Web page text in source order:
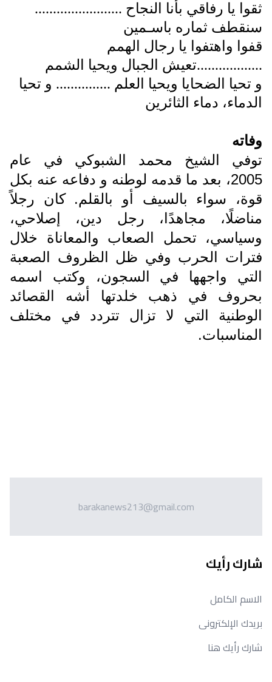
ثقوا يا رفاقي بأنا النجاح ........................
سنقطف ثماره باسـمين
قفوا واهتفوا يا رجال الهمم
..................تعيش الجبال ويحيا الشمم
و تحيا الضحايا ويحيا العلم ............... و تحيا
الدماء، دماء الثائرين
وفاته
توفي الشيخ محمد الشبوكي في عام
2005، بعد ما قدمه لوطنه و دفاعه عنه بكل
قوة، سواء بالسيف أو بالقلم. كان رجلاً
مناضلًا، مجاهدًا، رجل دين، إصلاحي،
وسياسي، تحمل الصعاب والمعاناة خلال
فترات الحرب وفي ظل الظروف الصعبة
التي واجهها في السجون، وكتب اسمه
بحروف في ذهب خلدتها أشه القصائد
الوطنية التي لا تزال تتردد في مختلف
المناسبات.
barakanews213@gmail.com
شارك رأيك